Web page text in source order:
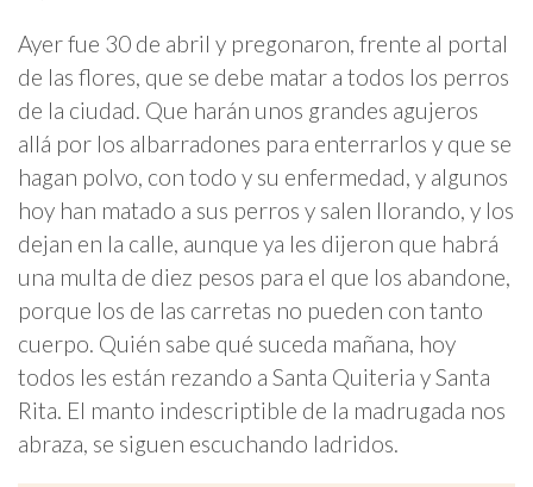
Ayer fue 30 de abril y pregonaron, frente al portal
de las flores, que se debe matar a todos los perros
de la ciudad. Que harán unos grandes agujeros
allá por los albarradones para enterrarlos y que se
hagan polvo, con todo y su enfermedad, y algunos
hoy han matado a sus perros y salen llorando, y los
dejan en la calle, aunque ya les dijeron que habrá
una multa de diez pesos para el que los abandone,
porque los de las carretas no pueden con tanto
cuerpo. Quién sabe qué suceda mañana, hoy
todos les están rezando a Santa Quiteria y Santa
Rita. El manto indescriptible de la madrugada nos
abraza, se siguen escuchando ladridos.